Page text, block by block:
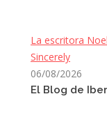
La escritora
Sincerely
06/08/2026
El Blog de